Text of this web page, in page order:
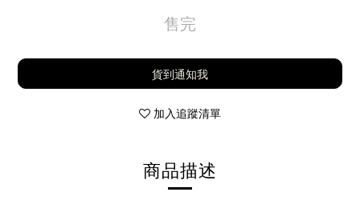
售完
貨到通知我
加入追蹤清單
商品描述